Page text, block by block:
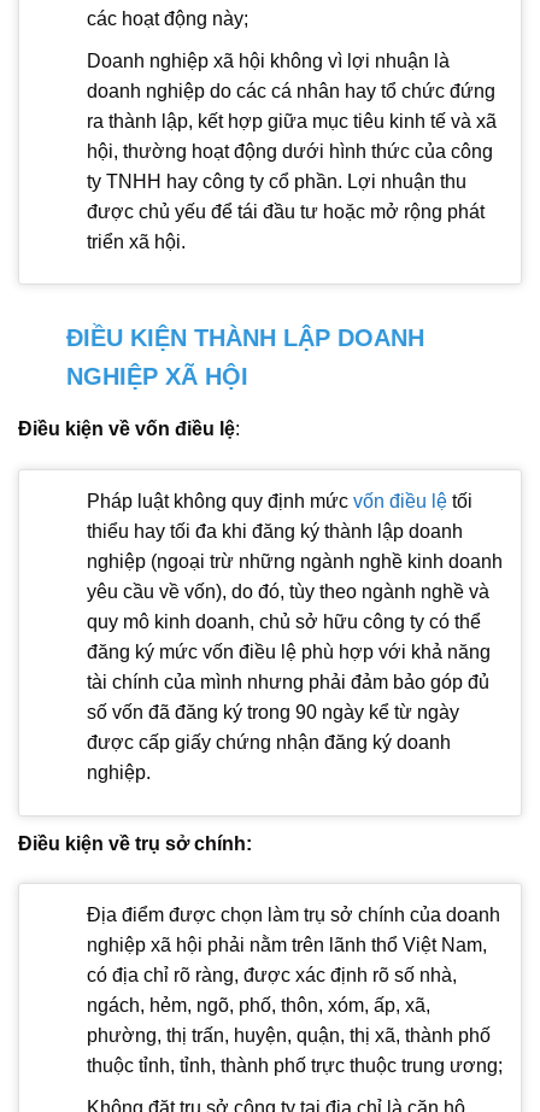
các hoạt động này;
Doanh nghiệp xã hội không vì lợi nhuận là
doanh nghiệp do các cá nhân hay tổ chức đứng
ra thành lập, kết hợp giữa mục tiêu kinh tế và xã
hội, thường hoạt động dưới hình thức của công
ty TNHH hay công ty cổ phần. Lợi nhuận thu
được chủ yếu để tái đầu tư hoặc mở rộng phát
triển xã hội.
ĐIỀU KIỆN THÀNH LẬP DOANH
NGHIỆP XÃ HỘI
Điều kiện về vốn điều lệ:
Pháp luật không quy định mứcvốn điều lệtối
thiểu hay tối đa khi đăng ký thành lập doanh
nghiệp (ngoại trừ những ngành nghề kinh doanh
yêu cầu về vốn), do đó, tùy theo ngành nghề và
quy mô kinh doanh, chủ sở hữu công ty có thể
đăng ký mức vốn điều lệ phù hợp với khả năng
tài chính của mình nhưng phải đảm bảo góp đủ
số vốn đã đăng ký trong 90 ngày kể từ ngày
được cấp giấy chứng nhận đăng ký doanh
nghiệp.
Điều kiện về trụ sở chính:
Địa điểm được chọn làm trụ sở chính của doanh
nghiệp xã hội phải nằm trên lãnh thổ Việt Nam,
có địa chỉ rõ ràng, được xác định rõ số nhà,
ngách, hẻm, ngõ, phố, thôn, xóm, ấp, xã,
phường, thị trấn, huyện, quận, thị xã, thành phố
thuộc tỉnh, tỉnh, thành phố trực thuộc trung ương;
Không đặt trụ sở công ty tại địa chỉ là căn hộ